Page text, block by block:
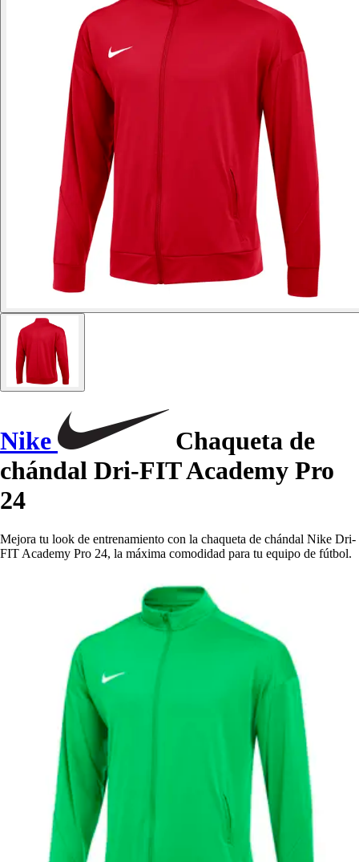
Nike
Chaqueta de
chándal Dri-FIT Academy Pro
24
Mejora tu look de entrenamiento con la chaqueta de chándal Nike Dri-
FIT Academy Pro 24, la máxima comodidad para tu equipo de fútbol.